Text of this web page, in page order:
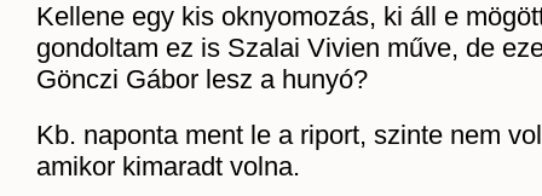
Kellene egy kis oknyomozás, ki áll e
gondoltam ez is Szalai Vivien műve, de
Gönczi Gábor lesz a hunyó?
Kb. naponta ment le a riport, szinte nem
amikor kimaradt volna.